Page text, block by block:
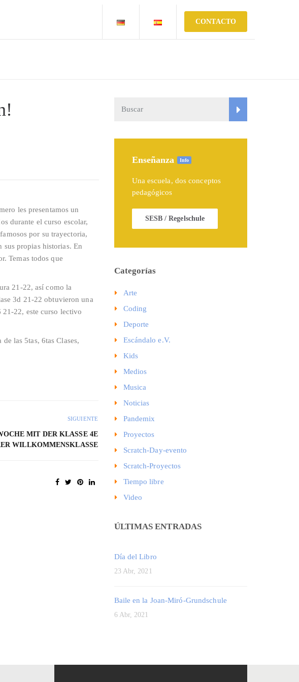
CONTACTO
les presentamos un
durante el curso escolar,
por su trayectoria,
sus propias historias. En
Temas todos que
21-22, así como la
3d 21-22 obtuvieron una
21-22, este curso lectivo
las 5tas, 6tas Clases,
SIGUIENTE
MIT DER KLASSE 4E
WILLKOMMENSKLASSE
Enseñanza Info
Una escuela, dos conceptos
pedagógicos
SESB / Regelschule
Categorías
Arte
Coding
Deporte
Escándalo e.V.
Kids
Medios
Musica
Noticias
Pandemix
Proyectos
Scratch-Day-evento
Scratch-Proyectos
Tiempo libre
Video
ÚLTIMAS ENTRADAS
Día del Libro
23 Abr, 2021
Baile en la Joan-Miró-Grundschule
6 Abr, 2021